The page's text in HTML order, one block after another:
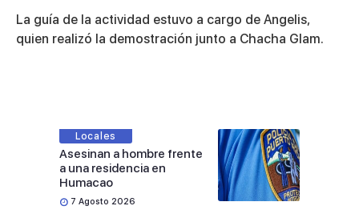
La guía de la actividad estuvo a cargo de Angelis,
quien realizó la demostración junto a Chacha Glam.
Locales
Asesinan a hombre frente
a una residencia en
Humacao
7 Agosto 2026